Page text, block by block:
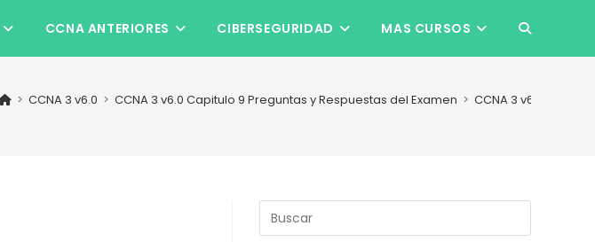
CCNA ANTERIORES CIBERSEGURIDAD MAS CURSOS ALTERNAR
LA
> CCNA 3 v6.0 > CCNA 3 v6.0 Capitulo 9 Preguntas y Respuestas del Examen > CCNA 3 v6 Capitulo
Escape